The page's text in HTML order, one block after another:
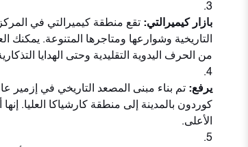
بازار كيميرالتي: تقع منطقة كيميرالتي في المركز
التاريخية وشوارعها ومتاجرها المتنوعة. يمكنك
من الحرف اليدوية التقليدية وحتى الهدايا
يرفع:
كوردون بالمدينة إلى منطقة كارشياكا العليا.
الأعلى.